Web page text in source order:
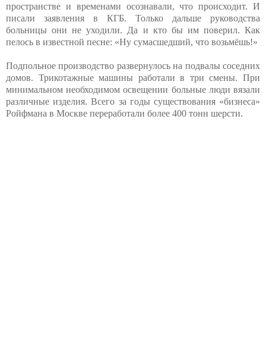
пространстве и временами осознавали, что происходит. И
писали заявления в КГБ. Только дальше руководства
больницы они не уходили. Да и кто бы им поверил. Как
пелось в известной песне: «Ну сумасшедший, что возьмёшь!»
Подпольное производство развернулось на подвалы соседних
домов. Трикотажные машины работали в три смены. При
минимальном необходимом освещении больные люди вязали
различные изделия. Всего за годы существования «бизнеса»
Ройфмана в Москве переработали более 400 тонн шерсти.